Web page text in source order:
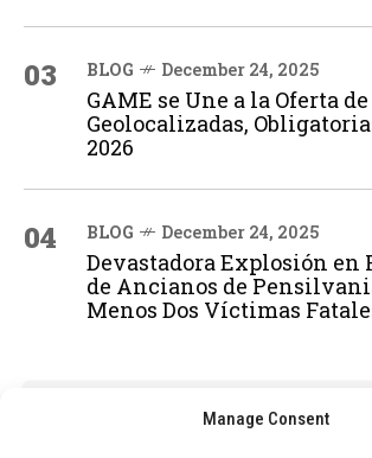
Manage Consent
03 BLOG December 24, 2025
GAME se Une a la Oferta
Geolocalizadas,
2026
04 BLOG December 24, 2025
Devastadora Explosión en
de Ancianos de
Menos Dos Víctimas